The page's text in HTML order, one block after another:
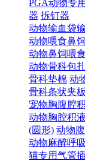
PGA动物专
器 拆钉器
动物输血袋
动物喂食鼻
动物鼻饲喂
动物骨科包
骨科垫棉 动
骨科条状夹板
宠物胸腹腔
动物胸腔积
(圆形) 动物
动物麻醉呼
猫专用气管